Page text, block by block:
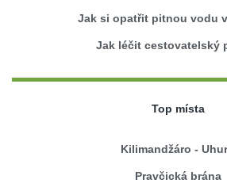
Jak si opatřit pitnou vodu
Jak léčit cestovatelský
Top místa
Kilimandžáro -
Pravčická brána